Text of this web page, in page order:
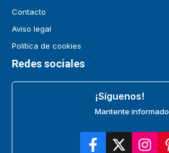
Contacto
Aviso legal
Política de cookies
Redes sociales
¡Síguenos!
Mantente informado